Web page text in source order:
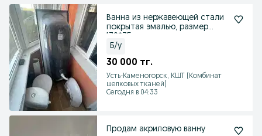
Ванна из нержавеющей стали
покрытая эмалью, размер
Б/у
30 000 тг.
Усть-Каменогорск, КШТ (Комбинат
шелковых тканей)
Сегодня в 04:33
Продам акриловую ванну